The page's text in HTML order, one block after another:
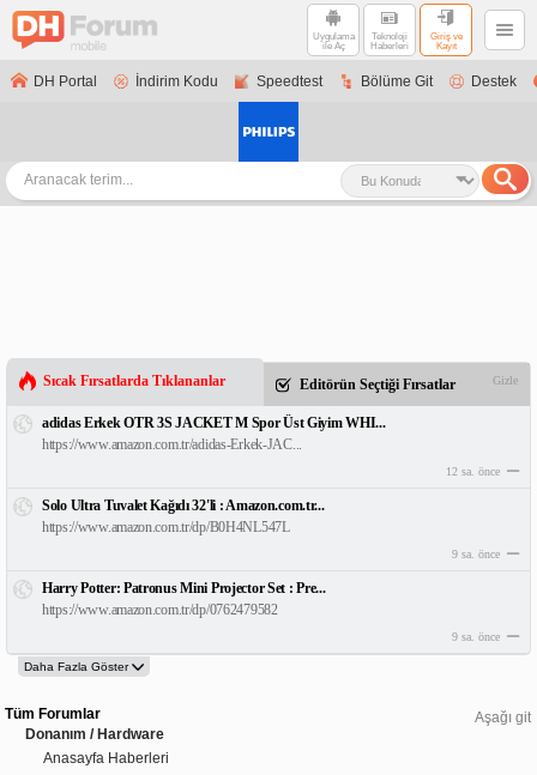
Uygulama
ile Aç
Teknoloji
Haberleri
Giriş ve
Kayıt
DH Portal İndirim Kodu Speedtest Bölüme Git Destek
Sıcak Fırsatlarda Tıklananlar Editörün Seçtiği Fırsatlar Gizle
adidas Erkek OTR 3S JACKET M Spor Üst Giyim WHI...
https://www.amazon.com.tr/adidas-Erkek-JAC...
12 sa. önce
Solo Ultra Tuvalet Kağıdı 32'li : Amazon.com.tr...
https://www.amazon.com.tr/dp/B0H4NL547L
9 sa. önce
Harry Potter: Patronus Mini Projector Set : Pre...
https://www.amazon.com.tr/dp/0762479582
9 sa. önce
Aşağı git
Tüm Forumlar
Donanım / Hardware
Anasayfa Haberleri